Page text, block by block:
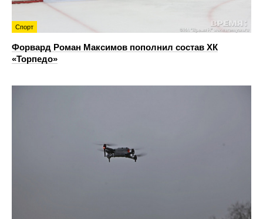
Спорт
Форвард Роман Максимов пополнил состав ХК
«Торпедо»